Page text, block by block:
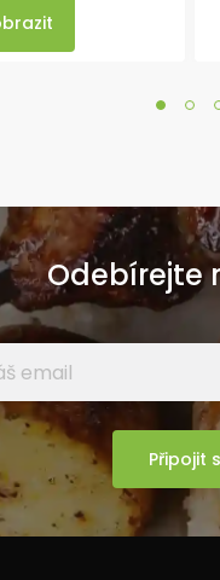
Odebírejte
Připojit